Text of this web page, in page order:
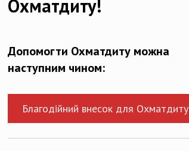
Охматдиту!
Допомогти Охматдиту можна
наступним чином:
Благодійний внесок для Охматдиту